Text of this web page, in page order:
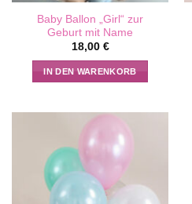
Baby Ballon „Girl“ zur
Geburt mit Name
18,00 €
IN DEN WARENKORB